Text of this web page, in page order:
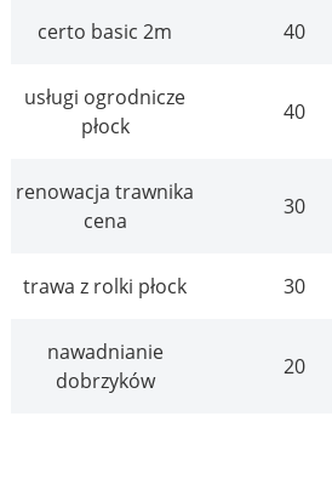
certo basic 2m 40
usługi ogrodnicze
płock
40
renowacja trawnika
cena
30
trawa z rolki płock 30
nawadnianie
dobrzyków
20